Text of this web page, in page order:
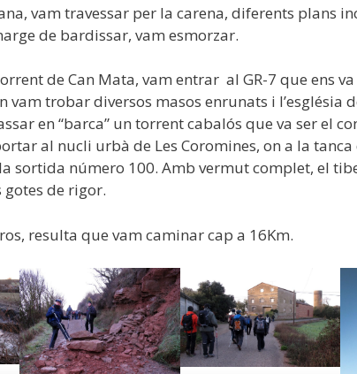
vam travessar per la carena, diferents plans
de bardissar, vam esmorzar.
de Can Mata, vam entrar al GR-7 que ens
vam trobar diversos masos enrunats i l’església
en “barca” un torrent cabalós que va ser el
al nucli urbà de Les Coromines, on a la
sortida número 100. Amb vermut complet, el
gotes de rigor.
resulta que vam caminar cap a 16Km.